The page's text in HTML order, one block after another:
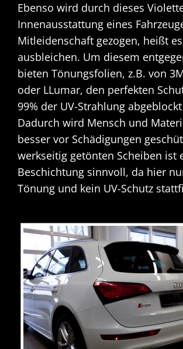
Ebenso wird durch dieses
Innenausstattung eines
Mitleidenschaft gezogen, heißt
ausbleichen. Um diesem
bieten Tönungsfolien, z.B. von
oder LLumar, den perfekten
99% der UV-Strahlung
Dadurch wird Mensch und
besser vor Schädigungen
werkseitig getönten Scheiben ist
Beschichtung sinnvoll, da hier
Tönung und kein UV-Schutz